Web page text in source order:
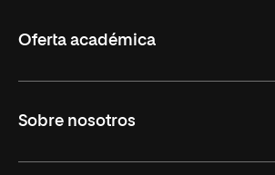
Oferta académica
Másteres Oficiales
Sobre nosotros